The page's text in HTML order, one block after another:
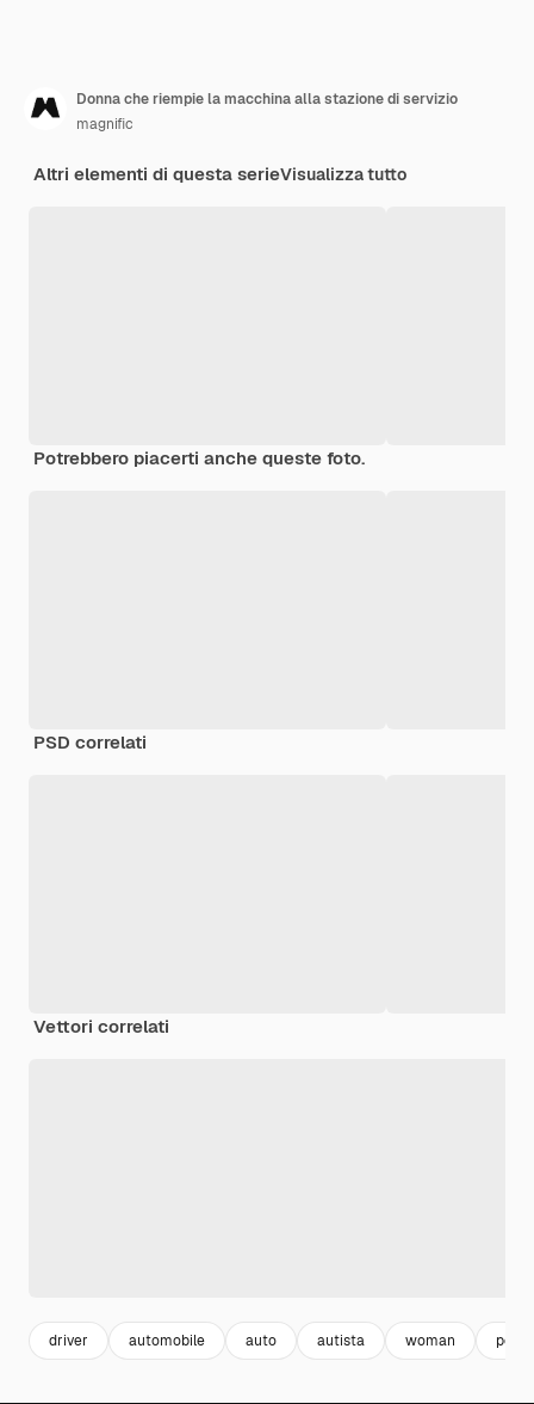
Donna che riempie la macchina alla stazione di servizio
magnific
Altri elementi di questa serieVisualizza tutto
Potrebbero piacerti anche queste foto.
PSD correlati
Vettori correlati
driver automobile auto autista woman